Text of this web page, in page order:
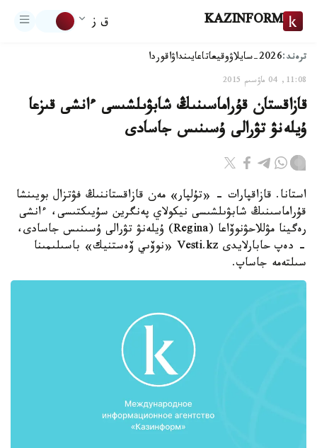
KAZINFORM ق ز
ترەند:2026-سايلاۋ وقيعاتاعايىنداۋاقوردا
11:08, 04 ماۋسىم 2015
قازاقستان قۇراماسىنىڭ شابۋىلشىسى ءانشى قىزعا
ۇيلەنۋ تۋرالى ۇسىنىس جاسادى
استانا. قازاقپارات - «تۇلپار» مەن قازاقستاننىڭ فۋتزال بويىنشا
قۇراماسىنىڭ شابۋىلشىسى نيكولاي پەنگرين سۇيىكتىسى، ءانشى
رەگينا مۋللاحۋنوۆاعا (Regina) ۇيلەنۋ تۋرالى ۇسىنىس جاسادى،
- دەپ حابارلايدى Vesti.kz «نوۆىي ۆەستنيك» باسىلىمىنا
سىلتەمە جاساپ.